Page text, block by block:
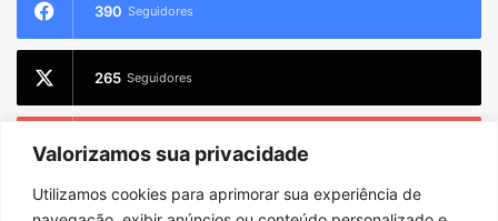
Valorizamos sua privacidade
Utilizamos cookies para aprimorar sua experiência de
390 Seguidores
265 Seguidores
2.733 Seguidores